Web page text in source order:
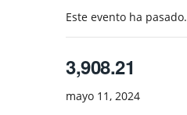
Este evento ha pasado.
3,908.21
mayo 11, 2024